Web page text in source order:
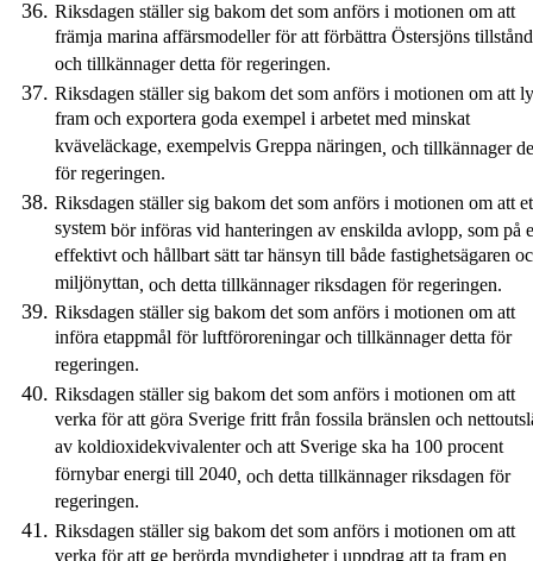
Riksdagen ställer sig bakom det som anförs i motionen om att
främja marina affärsmodeller för att förbättra Östersjöns tillstånd
och tillkännager detta för regeringen.
Riksdagen ställer sig bakom det som anförs i motionen om att
fram och exportera goda exempel i arbetet med minskat
kväveläckage, exempelvis Greppa näringen, och tillkännager
för regeringen.
Riksdagen ställer sig bakom det som anförs i motionen om att
systembörinföras vid hanteringen av enskilda avlopp, som på
effektivt och hållbart sätt tar hänsyn till både fastighetsägaren
miljönyttan, och detta tillkännagerriksdagen för regeringen.
Riksdagen ställer sig bakom det som anförs i motionen om att
införa etappmål för luftföroreningar och tillkännager detta för
regeringen.
Riksdagen ställer sig bakom det som anförs i motionen om att
verka för att göra Sverige fritt från fossila bränslen och
av koldioxidekvivalenter och att Sverige ska ha 100 procent
förnybar energi till 2040, och detta tillkännagerriksdagen för
regeringen.
Riksdagen ställer sig bakom det som anförs i motionen om att